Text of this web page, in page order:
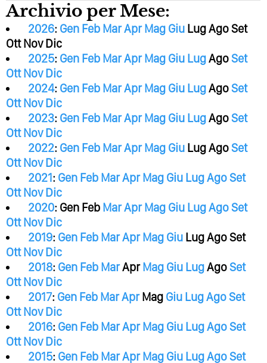
Archivio per Mese:
2026: Gen Feb MarApr Mag Giu LugAgoSet
Ott Nov Dic
2025: Gen Feb MarApr Mag Giu LugAgoSet
Ott Nov Dic
2024: Gen Feb MarApr Mag Giu LugAgoSet
Ott Nov Dic
2023: Gen Feb MarApr Mag Giu LugAgoSet
Ott Nov Dic
2022: Gen Feb MarApr Mag Giu LugAgoSet
Ott Nov Dic
2021: Gen Feb MarApr Mag Giu LugAgoSet
Ott Nov Dic
2020: Gen Feb MarApr Mag Giu LugAgoSet
Ott Nov Dic
2019: Gen Feb MarApr Mag Giu LugAgoSet
Ott Nov Dic
2018: Gen Feb MarApr Mag Giu LugAgoSet
Ott Nov Dic
2017: Gen Feb MarApr Mag Giu LugAgoSet
Ott Nov Dic
2016: Gen Feb MarApr Mag Giu LugAgoSet
Ott Nov Dic
2015: Gen Feb MarApr Mag Giu LugAgoSet